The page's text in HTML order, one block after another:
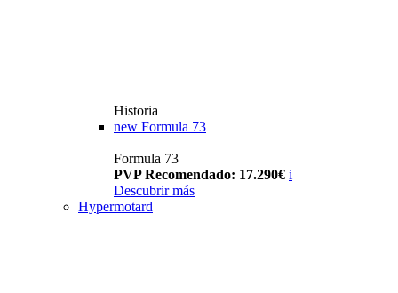
Historia
new Formula 73
Formula 73
PVP Recomendado: 17.290€ i
Descubrir más
Hypermotard